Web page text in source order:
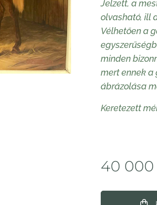
Jelzett, a
olvasható, ill
Vélhetően a
minden
mert ennek a
ábrázolása
Keretezett
40 000